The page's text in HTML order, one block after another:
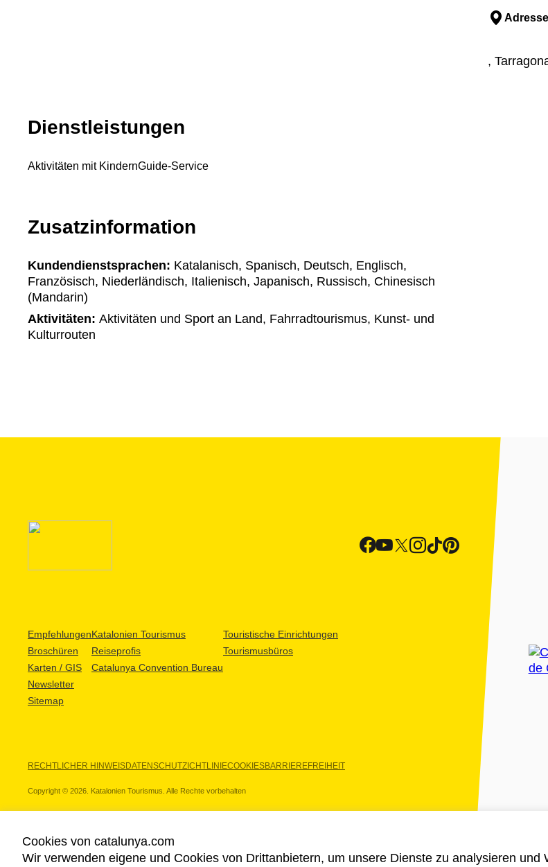
Adresse
,
Dienstleistungen
Aktivitäten mit KindernGuide-Service
Zusatzinformation
Kundendienstsprachen: Katalanisch, Spanisch, Deutsch, Englisch,
Französisch, Niederländisch, Italienisch, Japanisch, Russisch, Chinesisch
(Mandarin)
Aktivitäten: Aktivitäten und Sport an Land, Fahrradtourismus, Kunst- und
Kulturrouten
Empfehlungen
Broschüren
Karten / GIS
Newsletter
Sitemap
Katalonien Tourismus
Reiseprofis
Catalunya Convention Bureau
Touristische Einrichtungen
Tourismusbüros
RECHTLICHER HINWEISDATENSCHUTZICHTLINIECOOKIESBARRIEREFREIHEIT
Copyright © 2026. Katalonien Tourismus. Alle Rechte vorbehalten
Cookies von catalunya.com
Wir verwenden eigene und Cookies von Drittanbietern, um unsere Dienste zu analysieren